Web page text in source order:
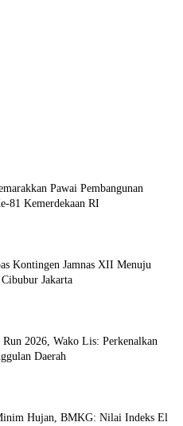
Pawai Pembangunan
81 Kemerdekaan RI
Kontingen Jamnas XII Menuju
Jakarta
2026, Wako Lis: Perkenalkan
Daerah
Hujan, BMKG: Nilai Indeks El